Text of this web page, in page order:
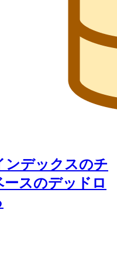
ンデックスのチ
スのデッドロ